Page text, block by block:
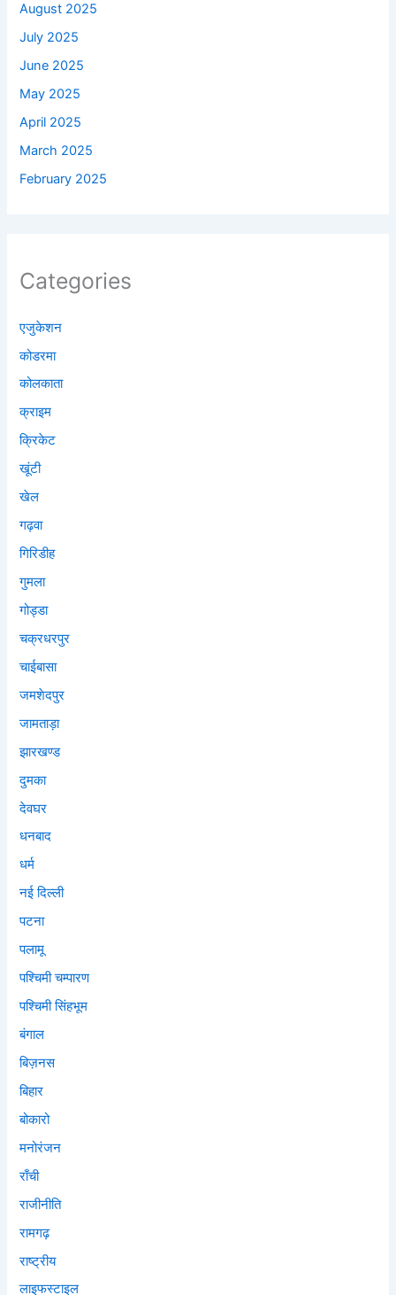
August 2025
July 2025
June 2025
May 2025
April 2025
March 2025
February 2025
Categories
एजुकेशन
कोडरमा
कोलकाता
क्राइम
क्रिकेट
खूंटी
खेल
गढ़वा
गिरिडीह
गुमला
गोड्डा
चक्रधरपुर
चाईबासा
जमशेदपुर
जामताड़ा
झारखण्ड
दुमका
देवघर
धनबाद
धर्म
नई दिल्ली
पटना
पलामू
पश्चिमी चम्पारण
पश्चिमी सिंहभूम
बंगाल
बिज़नस
बिहार
बोकारो
मनोरंजन
राँची
राजीनीति
रामगढ़
राष्ट्रीय
लाइफस्टाइल